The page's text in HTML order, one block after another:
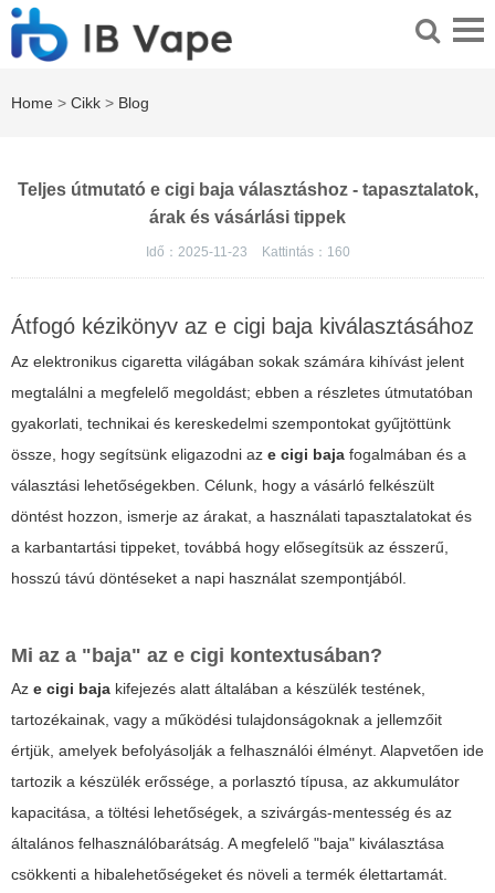
Home > Cikk > Blog
Teljes útmutató e cigi baja választáshoz - tapasztalatok,
árak és vásárlási tippek
Idő：2025-11-23 Kattintás： 160
Átfogó kézikönyv az e cigi baja kiválasztásához
Az elektronikus cigaretta világában sokak számára kihívást jelent
megtalálni a megfelelő megoldást; ebben a részletes útmutatóban
gyakorlati, technikai és kereskedelmi szempontokat gyűjtöttünk
össze, hogy segítsünk eligazodni az e cigi baja fogalmában és a
választási lehetőségekben. Célunk, hogy a vásárló felkészült
döntést hozzon, ismerje az árakat, a használati tapasztalatokat és
a karbantartási tippeket, továbbá hogy elősegítsük az ésszerű,
hosszú távú döntéseket a napi használat szempontjából.
Mi az a "baja" az e cigi kontextusában?
Az e cigi baja kifejezés alatt általában a készülék testének,
tartozékainak, vagy a működési tulajdonságoknak a jellemzőit
értjük, amelyek befolyásolják a felhasználói élményt. Alapvetően ide
tartozik a készülék erőssége, a porlasztó típusa, az akkumulátor
kapacitása, a töltési lehetőségek, a szivárgás-mentesség és az
általános felhasználóbarátság. A megfelelő "baja" kiválasztása
csökkenti a hibalehetőségeket és növeli a termék élettartamát.